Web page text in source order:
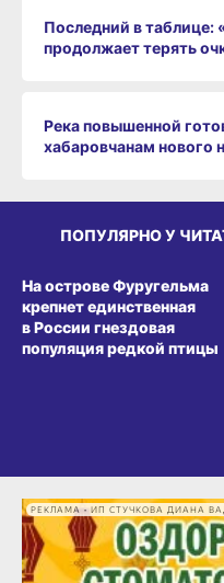
Последний в таблице:
продолжает терять
Река повышенной
хабаровчанам нового
ПОПУЛЯРНО У
На острове Фуругельма
крепнет единственная
в России гнездовая
популяция редкой птицы
РЕКЛАМА • ИП СТУЧКОВА ДИАНА